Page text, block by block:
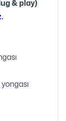
& play)